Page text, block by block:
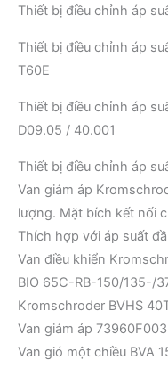
Thiết bị điều chỉnh áp
Thiết bị điều chỉnh áp
T60E
Thiết bị điều chỉnh áp
D09.05 / 40.001
Thiết bị điều chỉnh áp
Van giảm áp
lượng. Mặt bích kết nối
Thích hợp với áp suất
Van điều khiển
BIO 65C-RB-150/135-/
Kromschroder BVHS
Van giảm áp 73960F003
Van gió một chiều BVA